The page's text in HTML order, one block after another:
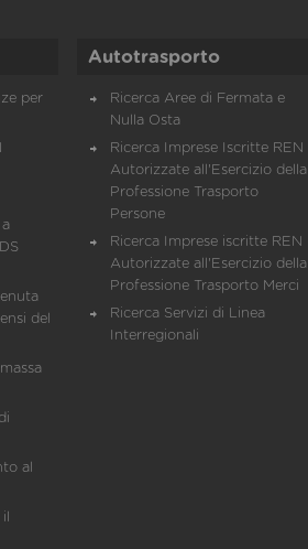
per
del
al
Autotrasporto
Ricerca Aree di Fermata e
Nulla Osta
Ricerca Imprese Iscritte REN
Autorizzate all'Esercizio della
Professione Trasporto
Persone
Ricerca Imprese iscritte REN
Autorizzate all'Esercizio della
Professione Trasporto Merci
Ricerca Servizi di Linea
Interregionali